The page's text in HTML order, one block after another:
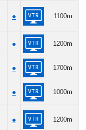
● 1100m
● 1200m
● 1700m
● 1000m
● 1200m